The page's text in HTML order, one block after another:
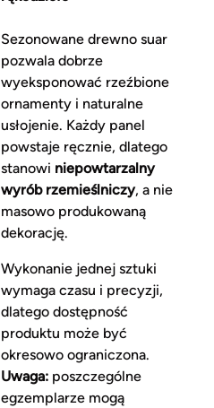
Sezonowane drewno suar
pozwala dobrze
wyeksponować rzeźbione
ornamenty i naturalne
usłojenie. Każdy panel
powstaje ręcznie, dlatego
stanowi niepowtarzalny
wyrób rzemieślniczy, a nie
masowo produkowaną
dekorację.
Wykonanie jednej sztuki
wymaga czasu i precyzji,
dlatego dostępność
produktu może być
okresowo ograniczona.
Uwaga:poszczególne
egzemplarze mogą